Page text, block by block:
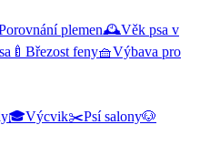
plemen🕰️Věk psa v
🍼 Březost feny🧺Výbava pro
🎓Výcvik✂️Psí salony🐶